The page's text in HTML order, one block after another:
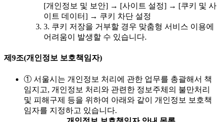
[개인정보 및 보안] → [사이트 설정] → [쿠키 및 사
이트 데이터] → 쿠키 차단 설정
3. 쿠키 저장을 거부할 경우 맞춤형 서비스 이용에
어려움이 발생할 수 있습니다.
제9조(개인정보 보호책임자)
① 서울시는 개인정보 처리에 관한 업무를 총괄해서 책
임지고, 개인정보 처리와 관련한 정보주체의 불만처리
및 피해구제 등을 위하여 아래와 같이 개인정보 보호책
임자를 지정하고 있습니다.